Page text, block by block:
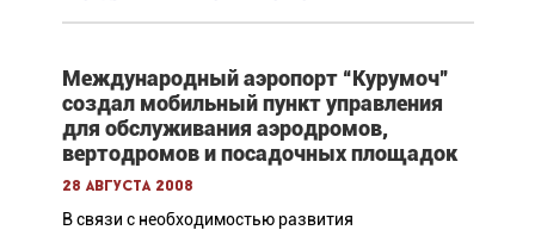
Международный аэропорт “Курумоч”
создал мобильный пункт управления
для обслуживания аэродромов,
вертодромов и посадочных площадок
28 августа 2008
В связи с необходимостью развития